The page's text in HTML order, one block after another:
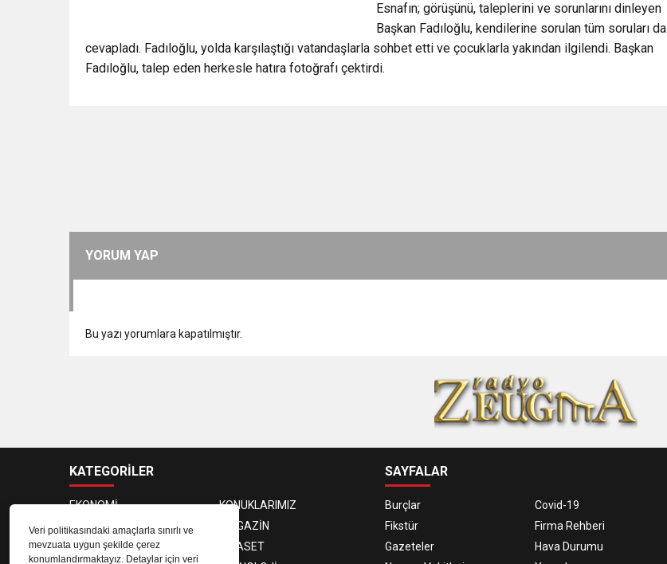
Veri politikasındaki amaçlarla sınırlı ve
mevzuata uygun şekilde çerez
konumlandırmaktayız. Detaylar için veri
Esnafın; görüşünü, taleplerini ve sorunlarını dinleyen
Başkan Fadıloğlu, kendilerine sorulan tüm soruları da
cevapladı. Fadıloğlu, yolda karşılaştığı vatandaşlarla sohbet etti ve çocuklarla yakından ilgilendi. Başkan
Fadıloğlu, talep eden herkesle hatıra fotoğrafı çektirdi.
YORUM YAP
Bu yazı yorumlara kapatılmıştır.
KATEGORİLER
EKONOMİ
KONUKLARIMIZ
PROGRAMCILAR
MAGAZİN
SAĞLIK
SİYASET
SAYFALAR
Burçlar
Covid-19
Fikstür
Firma Rehberi
Gazeteler
Hava Durumu